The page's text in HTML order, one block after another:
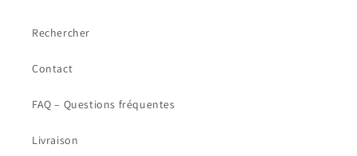
Rechercher
Contact
FAQ – Questions fréquentes
Livraison